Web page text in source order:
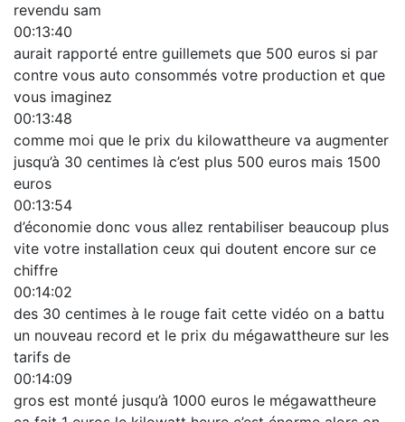
revendu sam
00:13:40
aurait rapporté entre guillemets que 500 euros si par
contre vous auto consommés votre production et que
vous imaginez
00:13:48
comme moi que le prix du kilowattheure va augmenter
jusqu’à 30 centimes là c’est plus 500 euros mais 1500
euros
00:13:54
d’économie donc vous allez rentabiliser beaucoup plus
vite votre installation ceux qui doutent encore sur ce
chiffre
00:14:02
des 30 centimes à le rouge fait cette vidéo on a battu
un nouveau record et le prix du mégawattheure sur les
tarifs de
00:14:09
gros est monté jusqu’à 1000 euros le mégawattheure